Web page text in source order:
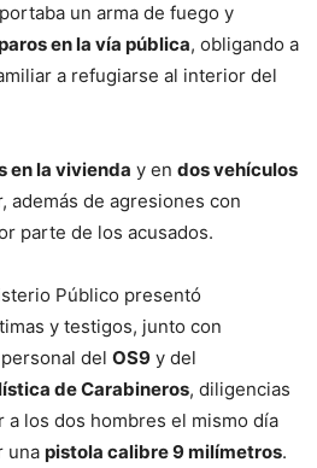
un arma de fuego y
en la vía pública, obligando a
a refugiarse al interior del
en la vivienda y en dos vehículos
además de agresiones con
parte de los acusados.
Público presentó
y testigos, junto con
del OS9 y del
de Carabineros, diligencias
los dos hombres el mismo día
una pistola calibre 9 milímetros.